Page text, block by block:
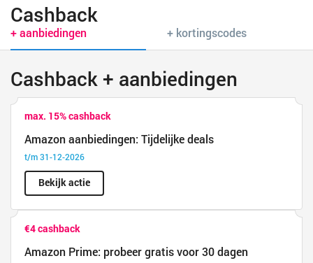
Cashback
+ aanbiedingen + kortingscodes
Cashback + aanbiedingen
max. 15% cashback
Amazon aanbiedingen: Tijdelijke deals
t/m 31-12-2026
Bekijk actie
€4 cashback
Amazon Prime: probeer gratis voor 30 dagen